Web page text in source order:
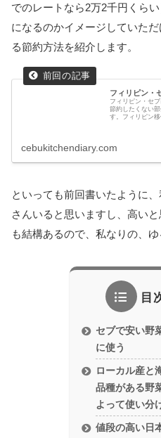
でのレートなら2万2千円くら
になるのかイメージしていた
る節約方法を紹介します。
フィリピン・
フィリピン・セ
節約したくない
す。フィリピン
cebukitchendiary.com
といっても前回書いたように
さんいると思いますし、高い
も結構あるので、私なりの、ゆ
目
セブで安い野
に使う
ローカル産と
品種がある野
よって使い分
値段の高い日